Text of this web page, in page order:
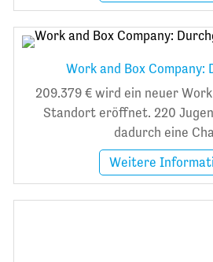
Work and Box Company:
209.379 € wird ein neuer
Standort eröffnet. 220
dadurch eine
Weitere